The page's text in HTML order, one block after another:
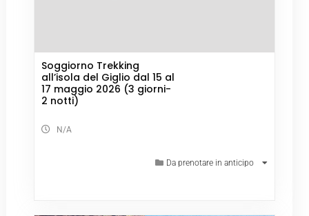
Soggiorno Trekking
all’isola del Giglio dal 15 al
17 maggio 2026 (3 giorni-
2 notti)
N/A
Da prenotare in anticipo